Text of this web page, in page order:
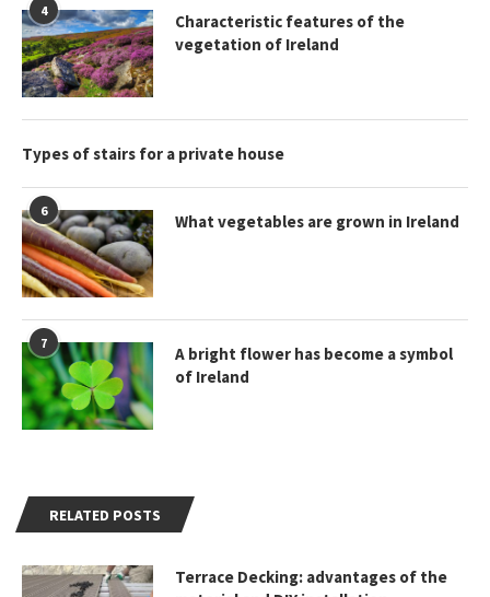
RELATED POSTS
Terrace Decking: advantages of the
4
Characteristic features of the
vegetation of Ireland
Types of stairs for a private house
6
What vegetables are grown in Ireland
7
A bright flower has become a symbol
of Ireland